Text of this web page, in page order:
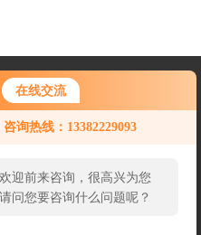
在线交流
咨询热线：13382229093
迎前来咨询，很高兴为您
问您要咨询什么问题呢？
联系我们